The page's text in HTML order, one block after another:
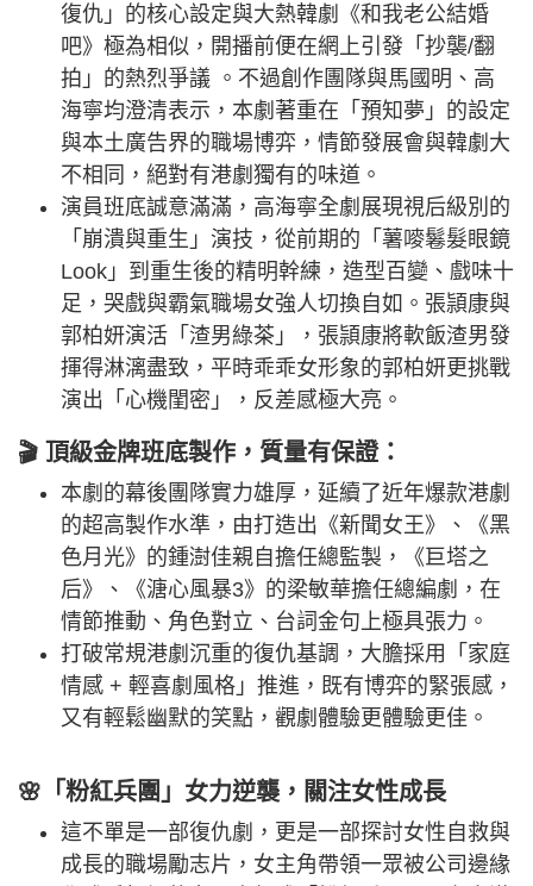
復仇」的核心設定與大熱韓劇《和我老公結婚
吧》極為相似，開播前便在網上引發「抄襲/翻
拍」的熱烈爭議 。不過創作團隊與馬國明、高
海寧均澄清表示，本劇著重在「預知夢」的設定
與本土廣告界的職場博弈，情節發展會與韓劇大
不相同，絕對有港劇獨有的味道。
演員班底誠意滿滿，高海寧全劇展現視后級別的
「崩潰與重生」演技，從前期的「薯嘜鬈髮眼鏡
Look」到重生後的精明幹練，造型百變、戲味十
足，哭戲與霸氣職場女強人切換自如。張頴康與
郭柏妍演活「渣男綠茶」，張頴康將軟飯渣男發
揮得淋漓盡致，平時乖乖女形象的郭柏妍更挑戰
演出「心機閨密」，反差感極大亮。
🎬 頂級金牌班底製作，質量有保證：
本劇的幕後團隊實力雄厚，延續了近年爆款港劇
的超高製作水準，由打造出《新聞女王》、《黑
色月光》的鍾澍佳親自擔任總監製，《巨塔之
后》、《溏心風暴3》的梁敏華擔任總編劇，在
情節推動、角色對立、台詞金句上極具張力。
打破常規港劇沉重的復仇基調，大膽採用「家庭
情感 + 輕喜劇風格」推進，既有博弈的緊張感，
又有輕鬆幽默的笑點，觀劇體驗更體驗更佳。
🌸「粉紅兵團」女力逆襲，關注女性成長
這不單是一部復仇劇，更是一部探討女性自救與
成長的職場勵志片，女主角帶領一眾被公司邊緣